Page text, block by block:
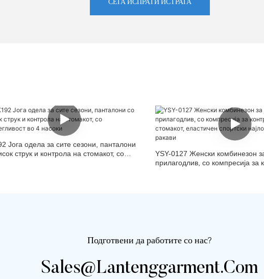
СЕГА ИСПРАТИ ИСТРАГА
Јога одела за сите сезони, панталони
струк и контрола на стомакот, со
YSY-0127 Женски комбинезон
прилагодлив, со компресија за
Подготвени да работите со нас?
Sales@lantenggarment.com